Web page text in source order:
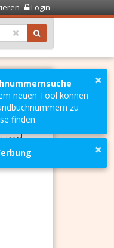
Login
×
neuen Tool können
zu
finden.
×